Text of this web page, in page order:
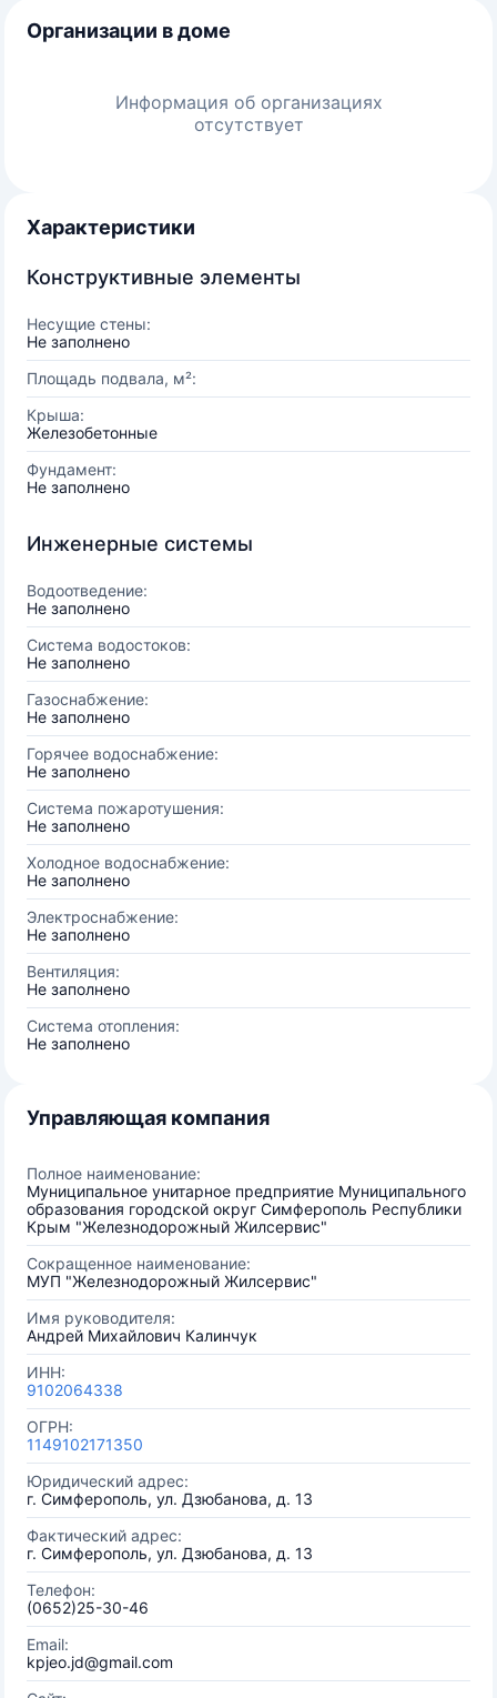
Организации в доме
Информация об организациях
отсутствует
Характеристики
Конструктивные элементы
Несущие стены:
Не заполнено
Площадь подвала, м²:
Крыша:
Железобетонные
Фундамент:
Не заполнено
Инженерные системы
Водоотведение:
Не заполнено
Система водостоков:
Не заполнено
Газоснабжение:
Не заполнено
Горячее водоснабжение:
Не заполнено
Система пожаротушения:
Не заполнено
Холодное водоснабжение:
Не заполнено
Электроснабжение:
Не заполнено
Вентиляция:
Не заполнено
Система отопления:
Не заполнено
Управляющая компания
Полное наименование:
Муниципальное унитарное предприятие Муниципального
образования городской округ Симферополь Республики
Крым "Железнодорожный Жилсервис"
Сокращенное наименование:
МУП "Железнодорожный Жилсервис"
Имя руководителя:
Андрей Михайлович Калинчук
ИНН:
9102064338
ОГРН:
1149102171350
Юридический адрес:
г. Симферополь, ул. Дзюбанова, д. 13
Фактический адрес:
г. Симферополь, ул. Дзюбанова, д. 13
Телефон:
(0652)25-30-46
Email:
kpjeo.jd@gmail.com